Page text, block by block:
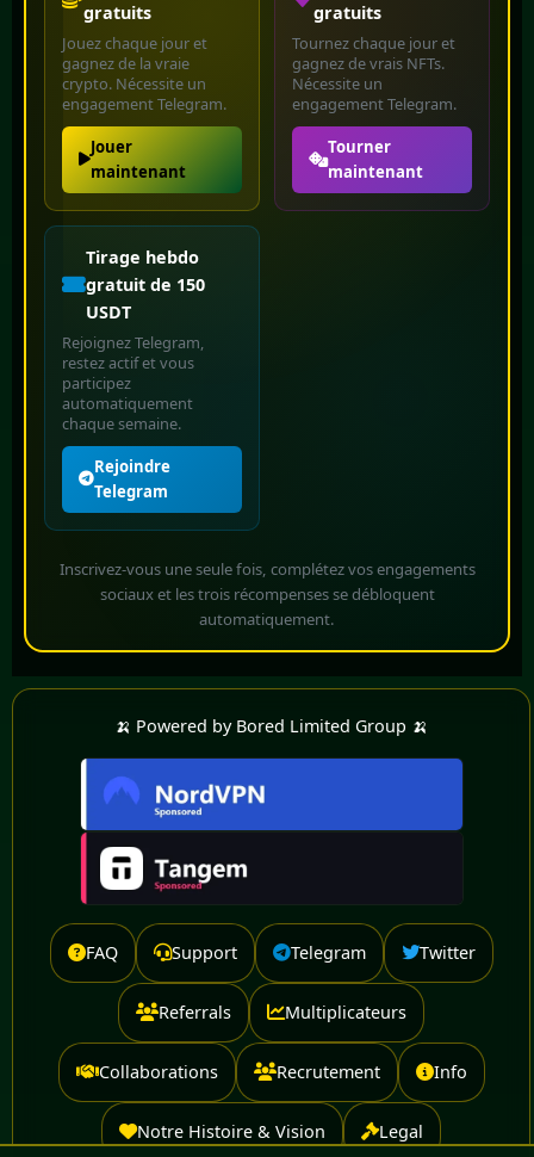
gratuits
Jouez chaque jour et
gagnez de la vraie
crypto. Nécessite un
engagement Telegram.
Jouer
maintenant
gratuits
Tournez chaque jour et
gagnez de vrais NFTs.
Nécessite un
engagement Telegram.
Tourner
maintenant
Tirage hebdo
gratuit de 150
USDT
Rejoignez Telegram,
restez actif et vous
participez
automatiquement
chaque semaine.
Rejoindre
Telegram
Inscrivez-vous une seule fois, complétez vos engagements
sociaux et les trois récompenses se débloquent
automatiquement.
🍌 Powered by Bored Limited Group 🍌
FAQ Support Telegram Twitter
Referrals Multiplicateurs
Collaborations Recrutement Info
Notre Histoire & Vision Legal